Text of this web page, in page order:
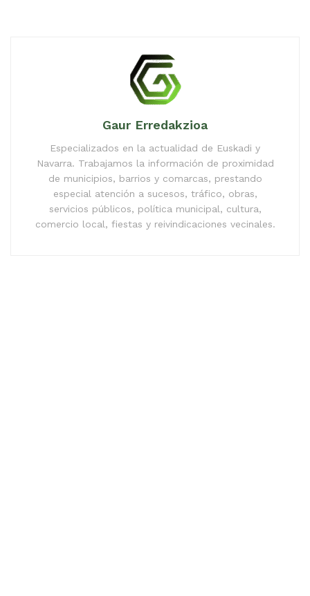
Gaur Erredakzioa
Especializados en la actualidad de Euskadi y
Navarra. Trabajamos la información de proximidad
de municipios, barrios y comarcas, prestando
especial atención a sucesos, tráfico, obras,
servicios públicos, política municipal, cultura,
comercio local, fiestas y reivindicaciones vecinales.